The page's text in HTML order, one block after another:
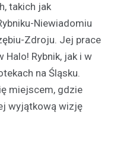
takich jak
Niewiadomiu
Zdroju. Jej prace
Halo! Rybnik, jak i w
na Śląsku.
miejscem, gdzie
wyjątkową wizję